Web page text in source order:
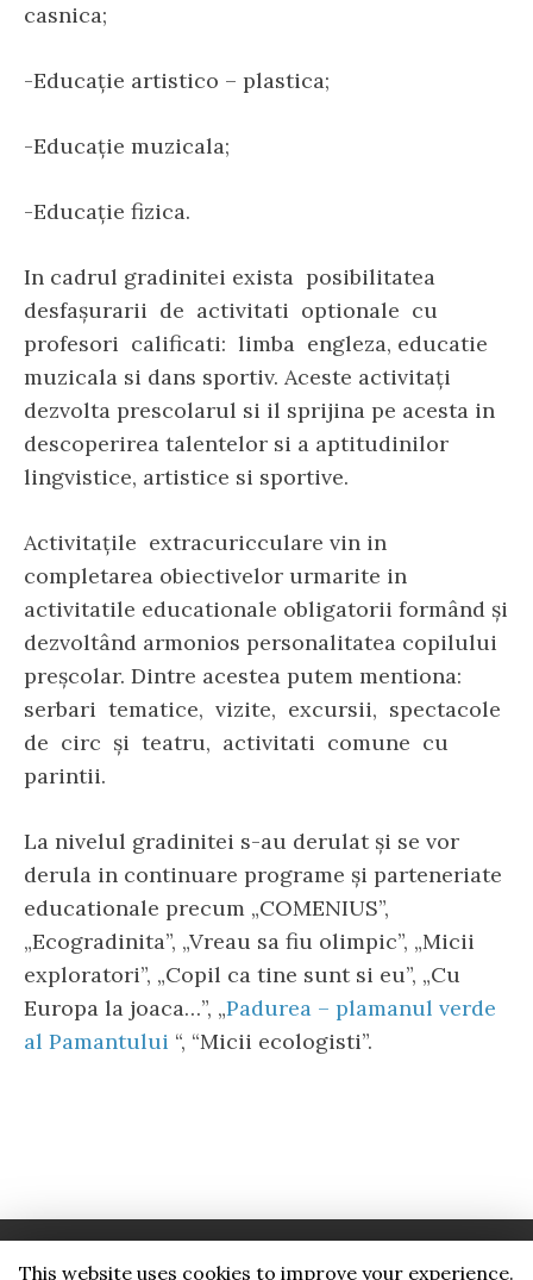
casnica;
-Educație artistico – plastica;
-Educație muzicala;
-Educație fizica.
In cadrul gradinitei exista posibilitatea
desfaşurarii de activitati optionale cu
profesori calificati: limba engleza, educatie
muzicala si dans sportiv. Aceste activitați
dezvolta prescolarul si il sprijina pe acesta in
descoperirea talentelor si a aptitudinilor
lingvistice, artistice si sportive.
Activitațile extracuricculare vin in
completarea obiectivelor urmarite in
activitatile educationale obligatorii formând şi
dezvoltând armonios personalitatea copilului
preşcolar. Dintre acestea putem mentiona:
serbari tematice, vizite, excursii, spectacole
de circ şi teatru, activitati comune cu
parintii.
La nivelul gradinitei s-au derulat şi se vor
derula in continuare programe şi parteneriate
educationale precum „COMENIUS”,
„Ecogradinita”, „Vreau sa fiu olimpic”, „Micii
exploratori”, „Copil ca tine sunt si eu”, „Cu
Europa la joaca…”, „Padurea – plamanul verde
al Pamantului “, “Micii ecologisti”.
This website uses cookies to improve your experience.